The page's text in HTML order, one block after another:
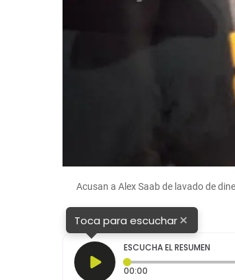
Acusan a Alex Saab de lavado de
Toca para escuchar×
ESCUCHA EL RESUMEN
00:00